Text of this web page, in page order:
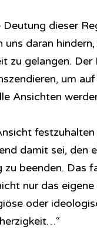
dieser
daran
zu gelangen.
um
Ansichten
damit sei, den
beenden. Das
nur das
oder